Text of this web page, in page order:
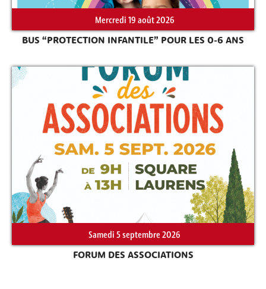
Rechercher sur le site
Mercredi 19 août 2026
BUS “PROTECTION INFANTILE” POUR LES 0-6 ANS
Samedi 5 septembre 2026
FORUM DES ASSOCIATIONS